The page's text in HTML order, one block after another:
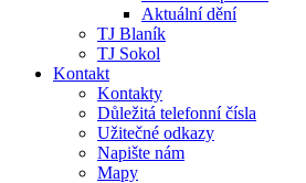
Aktuální dění
TJ Blaník
TJ Sokol
Kontakt
Kontakty
Důležitá telefonní čísla
Užitečné odkazy
Napište nám
Mapy